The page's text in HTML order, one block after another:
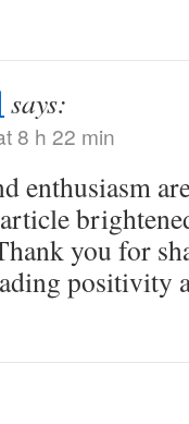
says:
8 h 22 min
enthusiasm
you for
positivity